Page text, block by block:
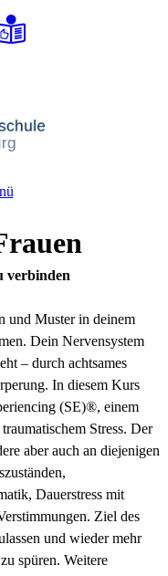
verbinden
und Muster in deinem
Dein Nervensystem
– durch achtsames
In diesem Kurs
(SE)®, einem
Stress. Der
aber auch an diejenigen
Dauerstress mit
Ziel des
und wieder mehr
spüren. Weitere